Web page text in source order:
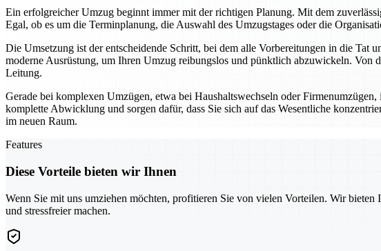
Ein erfolgreicher Umzug beginnt immer mit der richtigen Planung. Mit dem
Egal, ob es um die Terminplanung, die Auswahl des Umzugstages oder die
Die Umsetzung ist der entscheidende Schritt, bei dem alle Vorbereitungen in die Tat
moderne Ausrüstung, um Ihren Umzug reibungslos und pünktlich abzuwickeln. Von
Leitung.
Gerade bei komplexen Umzügen, etwa bei Haushaltswechseln oder
komplette Abwicklung und sorgen dafür, dass Sie sich auf das Wesentliche
im neuen Raum.
Features
Diese Vorteile bieten wir Ihnen
Wenn Sie mit uns umziehen möchten, profitieren Sie von vielen Vorteilen. Wir
und stressfreier machen.